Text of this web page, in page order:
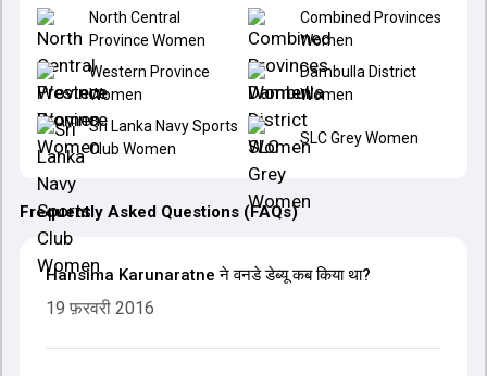
North Central
Province Women
Combined Provinces
Women
Western Province
Women
Dambulla District
Women
Sri Lanka Navy Sports
Club Women
SLC Grey Women
Frequently Asked Questions (FAQs)
Hansima Karunaratne ने वनडे डेब्यू कब किया था?
19 फ़रवरी 2016